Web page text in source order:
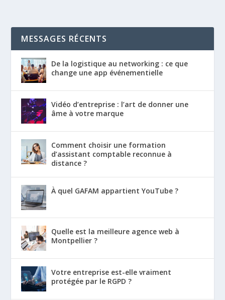
MESSAGES RÉCENTS
De la logistique au networking : ce que
change une app événementielle
Vidéo d’entreprise : l’art de donner une
âme à votre marque
Comment choisir une formation
d’assistant comptable reconnue à
distance ?
À quel GAFAM appartient YouTube ?
Quelle est la meilleure agence web à
Montpellier ?
Votre entreprise est-elle vraiment
protégée par le RGPD ?